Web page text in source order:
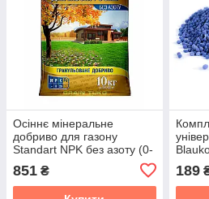
Осіннє мінеральне
добриво для газону
Standart NPK без азоту (0-
851 ₴ 189